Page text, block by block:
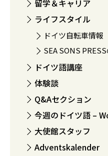
留学＆キャリア
ライフスタイル
ドイツ自転車情報
SEA SONS
ドイツ語講座
体験談
Q&Aセクション
今週のドイツ語 –
大使館スタッフ
Adventskalender